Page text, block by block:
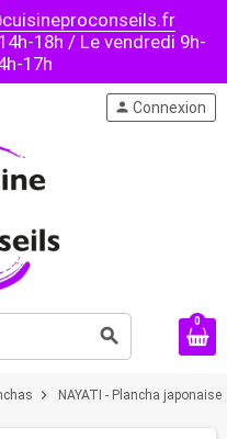
18h / Le vendredi 9h-
17h
search
person Connexion
0
chevron_right NAYATI - Plancha